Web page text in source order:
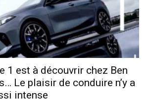
1 est à découvrir chez Ben
Le plaisir de conduire n’y a
intense